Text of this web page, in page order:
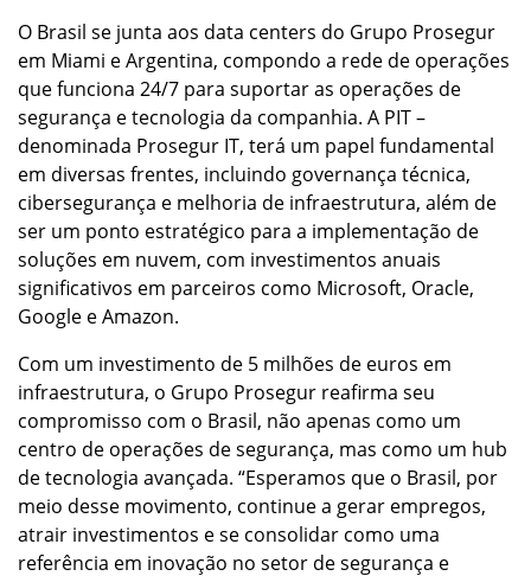
O Brasil se junta aos data centers do Grupo Prosegur
em Miami e Argentina, compondo a rede de operações
que funciona 24/7 para suportar as operações de
segurança e tecnologia da companhia. A PIT –
denominada Prosegur IT, terá um papel fundamental
em diversas frentes, incluindo governança técnica,
cibersegurança e melhoria de infraestrutura, além de
ser um ponto estratégico para a implementação de
soluções em nuvem, com investimentos anuais
significativos em parceiros como Microsoft, Oracle,
Google e Amazon.
Com um investimento de 5 milhões de euros em
infraestrutura, o Grupo Prosegur reafirma seu
compromisso com o Brasil, não apenas como um
centro de operações de segurança, mas como um hub
de tecnologia avançada. “Esperamos que o Brasil, por
meio desse movimento, continue a gerar empregos,
atrair investimentos e se consolidar como uma
referência em inovação no setor de segurança e